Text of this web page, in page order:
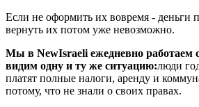
Если не оформить их вовремя - деньги
вернуть их потом уже невозможно.
Мы в NewIsraeli ежедневно работаем
видим одну и ту же ситуацию:люди
платят полные налоги, аренду и
потому, что не знали о своих правах.